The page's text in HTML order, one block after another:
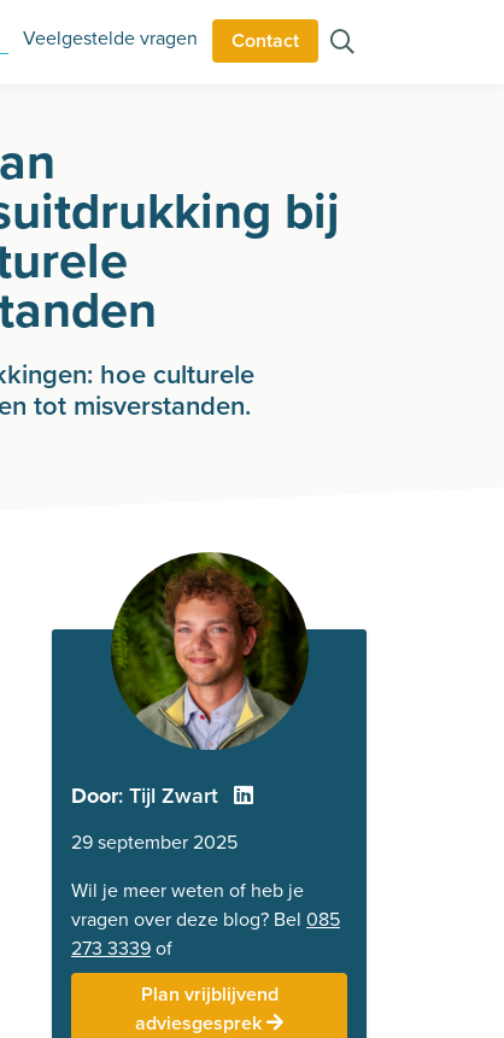
Veelgestelde vragen Contact
bij
hoe culturele
tot misverstanden.
Door: Tijl Zwart
29 september 2025
Wil je meer weten of heb je
vragen over deze blog? Bel 085
273 3339of
Plan vrijblijvend
adviesgesprek